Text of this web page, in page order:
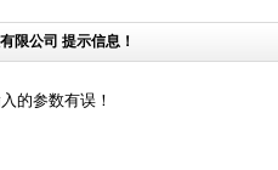
限公司 提示信息！
的参数有误！